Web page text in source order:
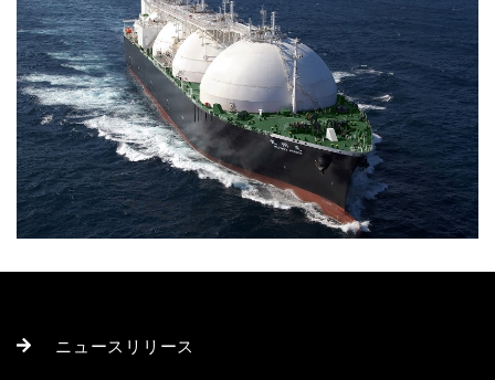
ニュースリリース